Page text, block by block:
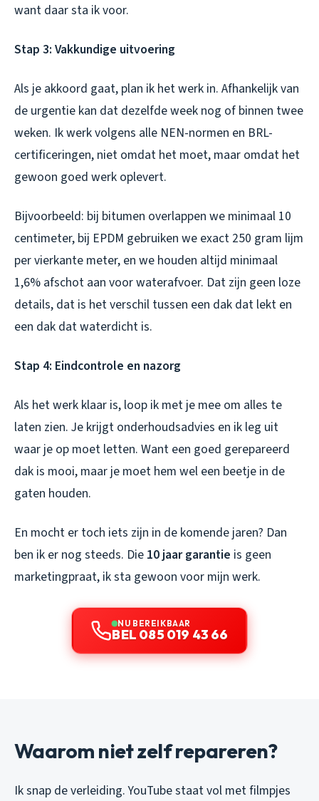
want daar sta ik voor.
Stap 3: Vakkundige uitvoering
Als je akkoord gaat, plan ik het werk in. Afhankelijk van
de urgentie kan dat dezelfde week nog of binnen twee
weken. Ik werk volgens alle NEN-normen en BRL-
certificeringen, niet omdat het moet, maar omdat het
gewoon goed werk oplevert.
Bijvoorbeeld: bij bitumen overlappen we minimaal 10
centimeter, bij EPDM gebruiken we exact 250 gram lijm
per vierkante meter, en we houden altijd minimaal
1,6% afschot aan voor waterafvoer. Dat zijn geen loze
details, dat is het verschil tussen een dak dat lekt en
een dak dat waterdicht is.
Stap 4: Eindcontrole en nazorg
Als het werk klaar is, loop ik met je mee om alles te
laten zien. Je krijgt onderhoudsadvies en ik leg uit
waar je op moet letten. Want een goed gerepareerd
dak is mooi, maar je moet hem wel een beetje in de
gaten houden.
En mocht er toch iets zijn in de komende jaren? Dan
ben ik er nog steeds. Die 10 jaar garantie is geen
marketingpraat, ik sta gewoon voor mijn werk.
NU BEREIKBAAR
BEL 085 019 43 66
Waarom niet zelf repareren?
Ik snap de verleiding. YouTube staat vol met filmpjes